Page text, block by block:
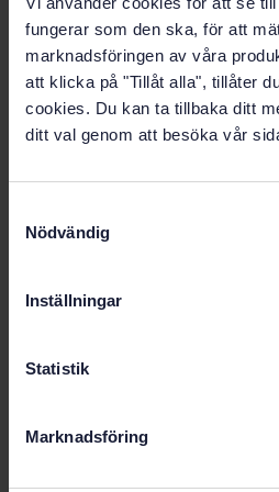
fungerar som den ska, för att
marknadsföringen av våra
att klicka på "Tillåt alla", tillåter
cookies. Du kan ta tillbaka ditt
ditt val genom att besöka vår
Nödvändig
Inställningar
Statistik
Marknadsföring
Köp denna standard
STANDARD
SVENSK STANDARD· SS-EN 62193
teleskopiska mätstänger
Prenumerera på